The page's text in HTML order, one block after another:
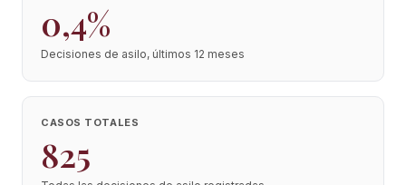
0,4%
Decisiones de asilo, últimos 12 meses
CASOS TOTALES
825